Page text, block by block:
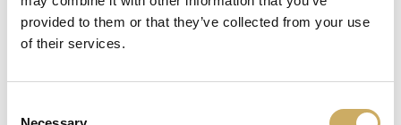
provided to them or that they’ve collected from your use
of their services.
VISUALIZZA